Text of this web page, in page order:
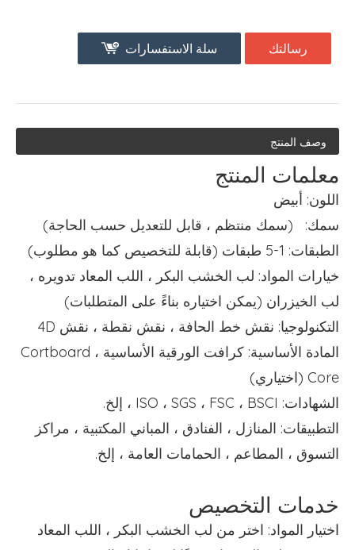
رسالتك سلة الاستفسارات
وصف المنتج
معلمات المنتج
اللون: أبيض
سمك: (سمك منتظم ، قابل للتعديل حسب الحاجة)
الطبقات: 1-5 طبقات (قابلة للتخصيص كما هو مطلوب)
خيارات المواد: لب الخشب البكر ، اللب المعاد تدويره ،
لب الخيزران (يمكن اختياره بناءً على المتطلبات)
التكنولوجيا: نقش خط الحافة ، نقش نقطة ، نقش 4D
المادة الأساسية: كرافت الورقية الأساسية ، Cortboard
Core (اختياري)
الشهادات: ISO ، SGS ، FSC ، BSCI ، إلخ.
التطبيقات: المنازل ، الفنادق ، المباني المكتبية ، مراكز
التسوق ، المطاعم ، الحمامات العامة ، إلخ.
خدمات التخصيص
اختيار المواد: اختر من لب الخشب البكر ، اللب المعاد